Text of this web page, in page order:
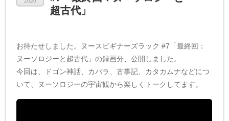
超古代」
お待たせしました。ヌースビギナーズラック #7「最終回：
ヌーソロジーと超古代」の録画分、公開しました。
今回は、ドゴン神話、カバラ、古事記、カタカムナなどにつ
いて、ヌーソロジーの宇宙観から楽しくトークしてます。